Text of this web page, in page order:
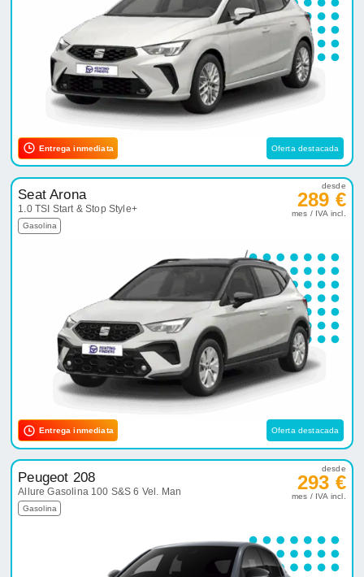
Entrega inmediata Oferta destacada
Seat Arona
1.0 TSI Start & Stop Style+
Gasolina
desde
289 €
mes / IVA incl.
Entrega inmediata Oferta destacada
Peugeot 208
Allure Gasolina 100 S&S 6 Vel. Man
Gasolina
desde
293 €
mes / IVA incl.